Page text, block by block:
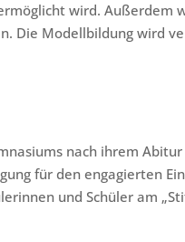
wird. Außerdem
Die Modellbildung wird
nach ihrem
für den engagierten
und Schüler am